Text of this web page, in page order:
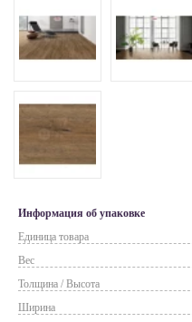
Информация об упаковке
Единица товара
Вес
Толщина / Высота
Ширина